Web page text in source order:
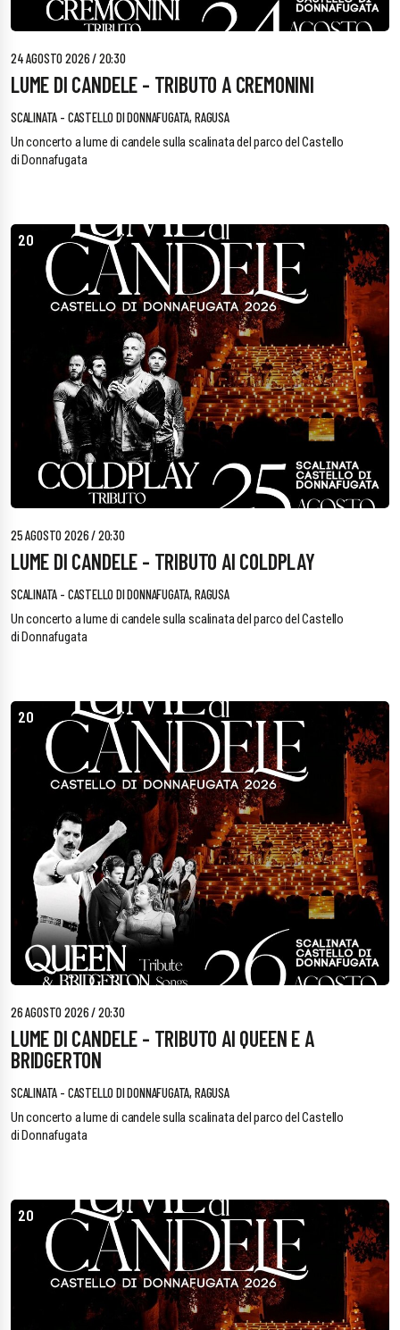
24 AGOSTO 2026 / 20:30
LUME DI CANDELE - TRIBUTO A CREMONINI
SCALINATA - CASTELLO DI DONNAFUGATA, RAGUSA
Un concerto a lume di candele sulla scalinata del parco del Castello
di Donnafugata
20
25 AGOSTO 2026 / 20:30
LUME DI CANDELE - TRIBUTO AI COLDPLAY
SCALINATA - CASTELLO DI DONNAFUGATA, RAGUSA
Un concerto a lume di candele sulla scalinata del parco del Castello
di Donnafugata
20
26 AGOSTO 2026 / 20:30
LUME DI CANDELE - TRIBUTO AI QUEEN E A
BRIDGERTON
SCALINATA - CASTELLO DI DONNAFUGATA, RAGUSA
Un concerto a lume di candele sulla scalinata del parco del Castello
di Donnafugata
20